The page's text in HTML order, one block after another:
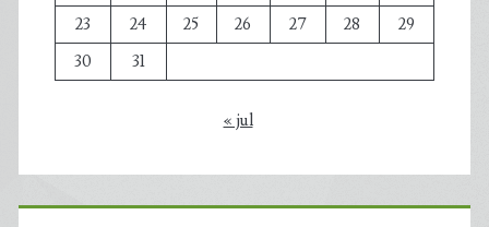
23
24 25 26 27 28
29
30
31
« jul